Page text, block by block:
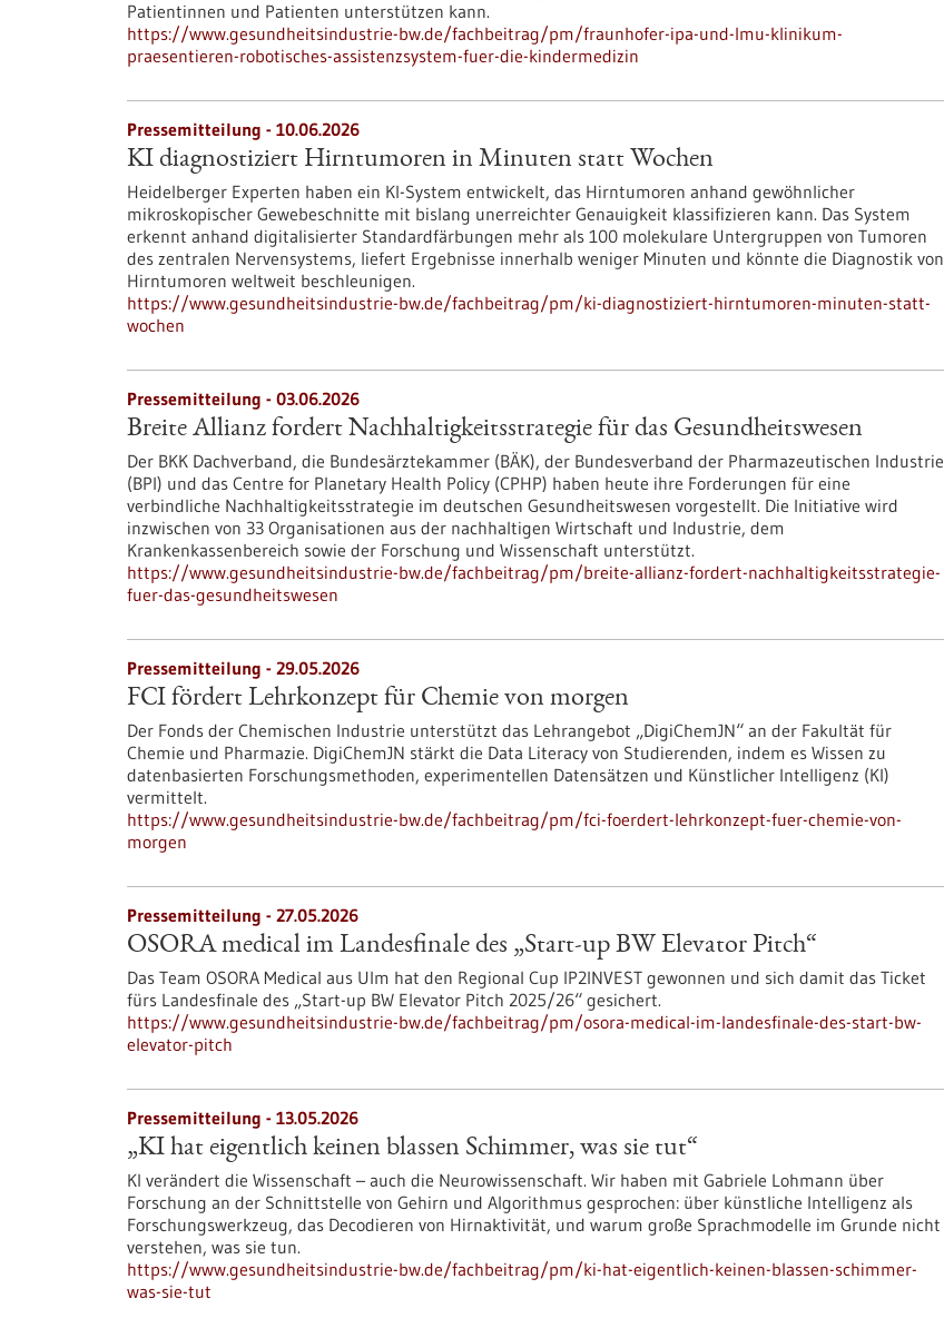
Patientinnen und Patienten unterstützen kann.
https://www.gesundheitsindustrie-bw.de/fachbeitrag/pm/fraunhofer-ipa-und-lmu-klinikum-
praesentieren-robotisches-assistenzsystem-fuer-die-kindermedizin
Pressemitteilung - 10.06.2026
KI diagnostiziert Hirntumoren in Minuten statt Wochen
Heidelberger Experten haben ein KI-System entwickelt, das Hirntumoren anhand gewöhnlicher
mikroskopischer Gewebeschnitte mit bislang unerreichter Genauigkeit klassifizieren kann. Das System
erkennt anhand digitalisierter Standardfärbungen mehr als 100 molekulare Untergruppen von Tumoren
des zentralen Nervensystems, liefert Ergebnisse innerhalb weniger Minuten und könnte die Diagnostik von
Hirntumoren weltweit beschleunigen.
https://www.gesundheitsindustrie-bw.de/fachbeitrag/pm/ki-diagnostiziert-hirntumoren-minuten-statt-
wochen
Pressemitteilung - 03.06.2026
Breite Allianz fordert Nachhaltigkeitsstrategie für das Gesundheitswesen
Der BKK Dachverband, die Bundesärztekammer (BÄK), der Bundesverband der Pharmazeutischen Industrie
(BPI) und das Centre for Planetary Health Policy (CPHP) haben heute ihre Forderungen für eine
verbindliche Nachhaltigkeitsstrategie im deutschen Gesundheitswesen vorgestellt. Die Initiative wird
inzwischen von 33 Organisationen aus der nachhaltigen Wirtschaft und Industrie, dem
Krankenkassenbereich sowie der Forschung und Wissenschaft unterstützt.
https://www.gesundheitsindustrie-bw.de/fachbeitrag/pm/breite-allianz-fordert-nachhaltigkeitsstrategie-
fuer-das-gesundheitswesen
Pressemitteilung - 29.05.2026
FCI fördert Lehrkonzept für Chemie von morgen
Der Fonds der Chemischen Industrie unterstützt das Lehrangebot „DigiChemJN“ an der Fakultät für
Chemie und Pharmazie. DigiChemJN stärkt die Data Literacy von Studierenden, indem es Wissen zu
datenbasierten Forschungsmethoden, experimentellen Datensätzen und Künstlicher Intelligenz (KI)
vermittelt.
https://www.gesundheitsindustrie-bw.de/fachbeitrag/pm/fci-foerdert-lehrkonzept-fuer-chemie-von-
morgen
Pressemitteilung - 27.05.2026
OSORA medical im Landesfinale des „Start-up BW Elevator Pitch“
Das Team OSORA Medical aus Ulm hat den Regional Cup IP2INVEST gewonnen und sich damit das Ticket
fürs Landesfinale des „Start-up BW Elevator Pitch 2025/26“ gesichert.
https://www.gesundheitsindustrie-bw.de/fachbeitrag/pm/osora-medical-im-landesfinale-des-start-bw-
elevator-pitch
Pressemitteilung - 13.05.2026
„KI hat eigentlich keinen blassen Schimmer, was sie tut“
KI verändert die Wissenschaft – auch die Neurowissenschaft. Wir haben mit Gabriele Lohmann über
Forschung an der Schnittstelle von Gehirn und Algorithmus gesprochen: über künstliche Intelligenz als
Forschungswerkzeug, das Decodieren von Hirnaktivität, und warum große Sprachmodelle im Grunde nicht
verstehen, was sie tun.
https://www.gesundheitsindustrie-bw.de/fachbeitrag/pm/ki-hat-eigentlich-keinen-blassen-schimmer-
was-sie-tut